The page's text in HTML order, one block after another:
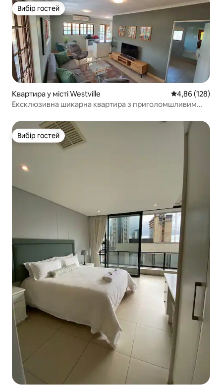
Вибір гостей
Вибір гостей
Квартира у місті Westville Середня
4,86 (128)
Ексклюзивна шикарна квартира з приголомшливим
Вибір гостей
Вибір гостей